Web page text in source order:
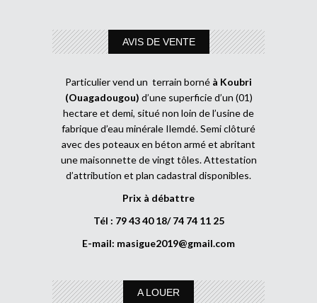
AVIS DE VENTE
Particulier vend un terrain borné à Koubri
(Ouagadougou) d’une superficie d’un (01)
hectare et demi, situé non loin de l’usine de
fabrique d’eau minérale Ilemdé. Semi clôturé
avec des poteaux en béton armé et abritant
une maisonnette de vingt tôles. Attestation
d’attribution et plan cadastral disponibles.
Prix à débattre
Tél : 79 43 40 18/ 74 74 11 25
E-mail: masigue2019@gmail.com
A LOUER